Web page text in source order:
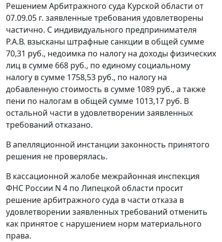
Решением Арбитражного суда Курской области от
07.09.05 г. заявленные требования удовлетворены
частично. С индивидуального предпринимателя
Р.А.В. взысканы штрафные санкции в общей сумме
70,31 руб., недоимка по налогу на доходы физических
лиц в сумме 668 руб., по единому социальному
налогу в сумме 1758,53 руб., по налогу на
добавленную стоимость в сумме 1089 руб., а также
пени по налогам в общей сумме 1013,17 руб. В
остальной части в удовлетворении заявленных
требований отказано.
В апелляционной инстанции законность принятого
решения не проверялась.
В кассационной жалобе межрайонная инспекция
ФНС России N 4 по Липецкой области просит
решение арбитражного суда в части отказа в
удовлетворении заявленных требований отменить
как принятое с нарушением норм материального
права.